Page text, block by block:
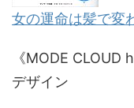
女の運命は髪で変
《MODE CLOUD
デザイン